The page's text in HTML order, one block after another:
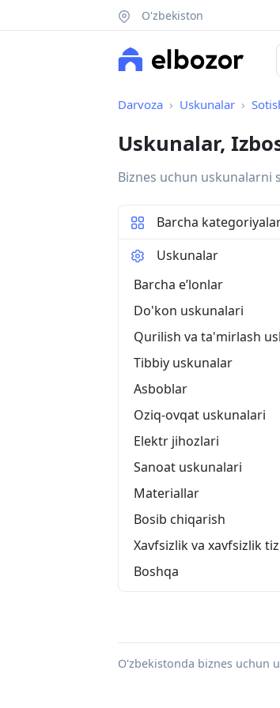
O'zbekiston
Darvoza Uskunalar
Uskunalar,
Biznes uchun uskunalarni
Barcha
Uskunalar
Barcha eʼlonlar
Do'kon uskunalari
Qurilish va ta'mirlash
Tibbiy uskunalar
Asboblar
Oziq-ovqat uskunalari
Elektr jihozlari
Sanoat uskunalari
Materiallar
Bosib chiqarish
Xavfsizlik va xavfsizlik
Boshqa
O'zbekistonda biznes uchun